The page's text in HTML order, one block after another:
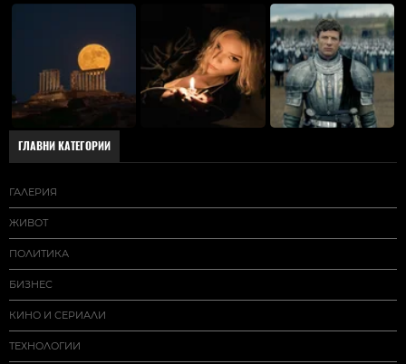
ГЛАВНИ КАТЕГОРИИ
ГАЛЕРИЯ
ЖИВОТ
ПОЛИТИКА
БИЗНЕС
КИНО И СЕРИАЛИ
ТЕХНОЛОГИИ